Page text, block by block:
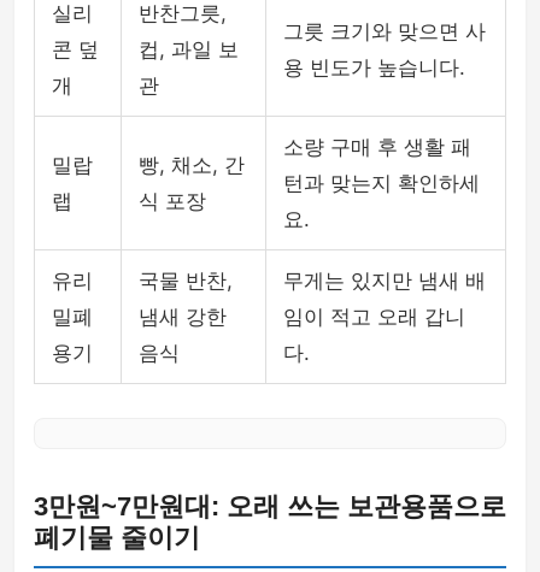
실리
콘 덮
개
반찬그릇,
컵, 과일 보
관
그릇 크기와 맞으면 사
용 빈도가 높습니다.
밀랍
랩
빵, 채소, 간
식 포장
소량 구매 후 생활 패
턴과 맞는지 확인하세
요.
유리
밀폐
용기
국물 반찬,
냄새 강한
음식
무게는 있지만 냄새 배
임이 적고 오래 갑니
다.
3만원~7만원대: 오래 쓰는 보관용품으로
폐기물 줄이기